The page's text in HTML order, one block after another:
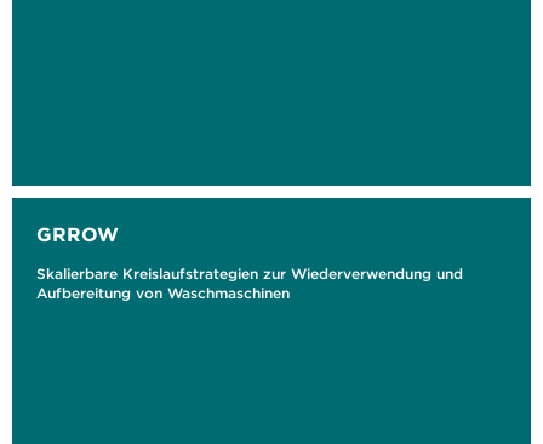
GRROW
Skalierbare Kreislaufstrategien zur Wiederverwendung und
Aufbereitung von Waschmaschinen